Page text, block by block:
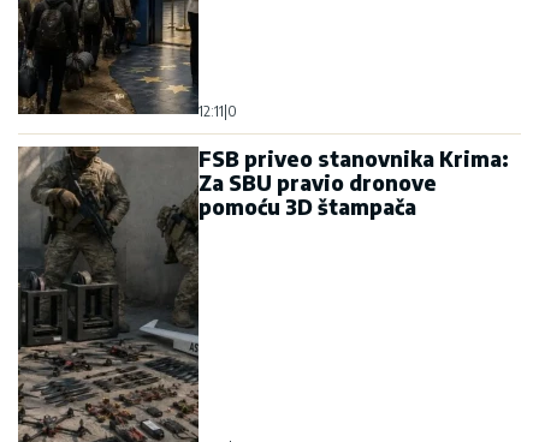
12:11 0
FSB priveo stanovnika Krima:
Za SBU pravio dronove
pomoću 3D štampača